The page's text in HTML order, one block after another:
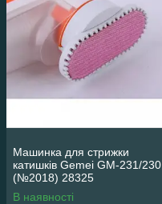
Машинка для стрижки
катишків Gemei GM-231/230
(№2018) 28325
В наявності